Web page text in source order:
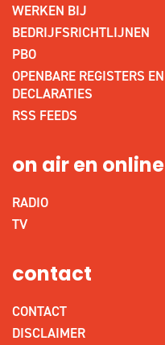
WERKEN BIJ
BEDRIJFSRICHTLIJNEN
PBO
OPENBARE REGISTERS EN
DECLARATIES
RSS FEEDS
on air en online
RADIO
TV
contact
CONTACT
DISCLAIMER